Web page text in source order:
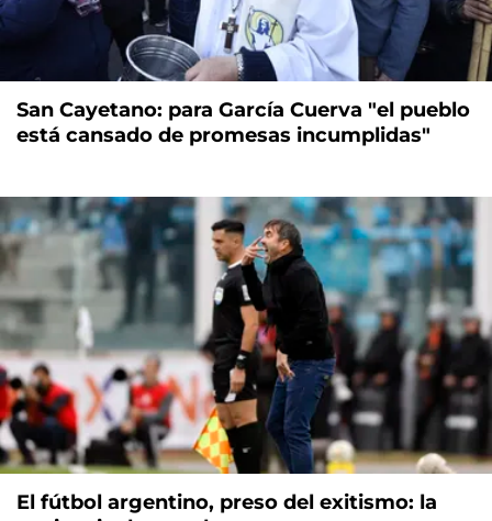
San Cayetano: para García Cuerva "el pueblo
está cansado de promesas incumplidas"
El fútbol argentino, preso del exitismo: la